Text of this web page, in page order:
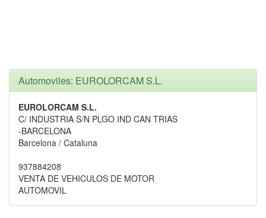
Automoviles: EUROLORCAM S.L.
EUROLORCAM S.L.
C/ INDUSTRIA S/N PLGO IND CAN TRIAS
-BARCELONA
Barcelona / Cataluna
937884208
VENTA DE VEHICULOS DE MOTOR
AUTOMOVIL